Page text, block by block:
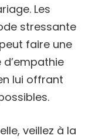
Les
stressante
faire une
lui offrant
veillez à la